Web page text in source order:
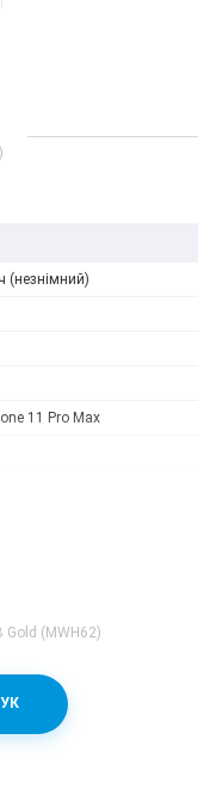
(незнімний)
11 Pro Max
Gold (MWH62)